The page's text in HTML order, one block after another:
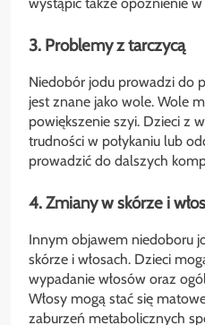
3. Problemy z tarczycą
Niedobór jodu prowadzi do
jest znane jako wole. Wole
powiększenie szyi. Dzieci z
trudności w połykaniu lub
prowadzić do dalszych
4. Zmiany w skórze i
Innym objawem niedoboru
skórze i włosach. Dzieci
wypadanie włosów oraz
Włosy mogą stać się
zaburzeń metabolicznych